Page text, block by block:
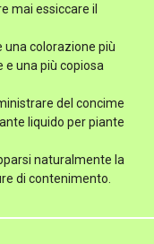
mai essiccare il
una colorazione più
e una più copiosa
del concime
liquido per piante
naturalmente la
di contenimento.